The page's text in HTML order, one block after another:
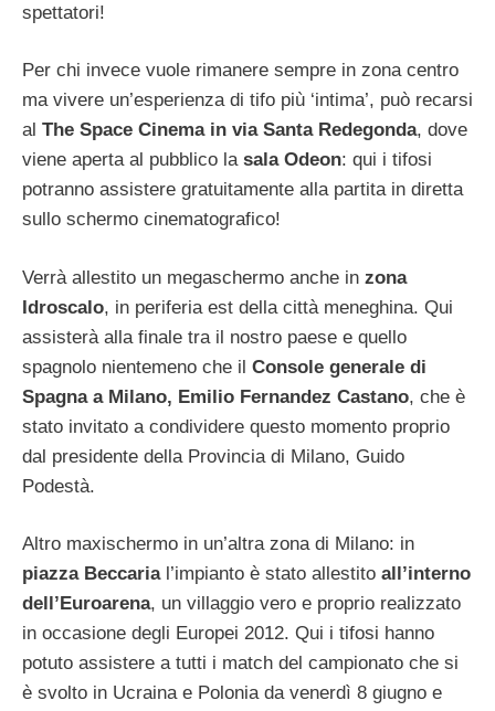
spettatori!
Per chi invece vuole rimanere sempre in zona centro
ma vivere un’esperienza di tifo più ‘intima’, può recarsi
al The Space Cinema in via Santa Redegonda, dove
viene aperta al pubblico la sala Odeon: qui i tifosi
potranno assistere gratuitamente alla partita in diretta
sullo schermo cinematografico!
Verrà allestito un megaschermo anche in zona
Idroscalo, in periferia est della città meneghina. Qui
assisterà alla finale tra il nostro paese e quello
spagnolo nientemeno che il Console generale di
Spagna a Milano, Emilio Fernandez Castano, che è
stato invitato a condividere questo momento proprio
dal presidente della Provincia di Milano, Guido
Podestà.
Altro maxischermo in un’altra zona di Milano: in
piazza Beccarial’impianto è stato allestito all’interno
dell’Euroarena, un villaggio vero e proprio realizzato
in occasione degli Europei 2012. Qui i tifosi hanno
potuto assistere a tutti i match del campionato che si
è svolto in Ucraina e Polonia da venerdì 8 giugno e